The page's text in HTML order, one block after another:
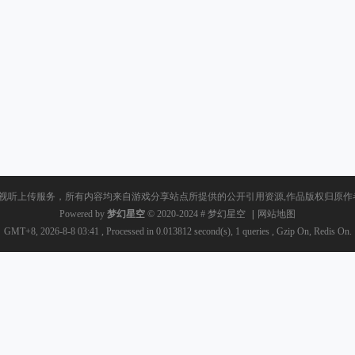
听上传服务，所有内容均来自游戏分享站点所提供的公开引用资源,作品版权归原
Powered by 梦幻星空 © 2020-2024 # 梦幻星空
网站地图
GMT+8, 2026-8-8 03:41 , Processed in 0.013812 second(s), 1 queries , Gzip On, Redis On.